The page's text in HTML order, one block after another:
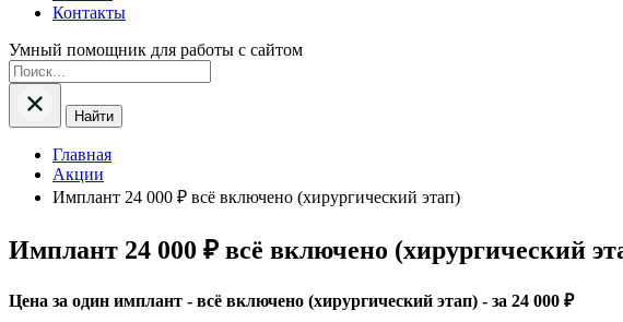
Контакты
Умный помощник для работы с сайтом
Найти
Главная
Акции
Имплант 24 000 ₽ всё включено (хирургический этап)
Имплант 24 000 ₽ всё включено (хирургический
Цена за один имплант - всё включено (хирургический этап) - за 24 000 ₽